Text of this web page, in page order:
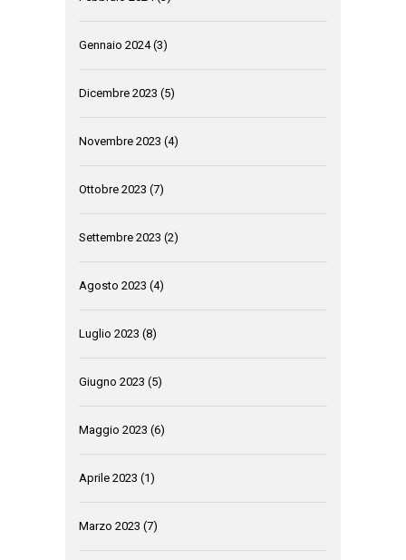
Gennaio 2024(3)
Dicembre 2023 (5)
Novembre 2023 (4)
Ottobre 2023 (7)
Settembre 2023 (2)
Agosto 2023 (4)
Luglio 2023 (8)
Giugno 2023 (5)
Maggio 2023 (6)
Aprile 2023 (1)
Marzo 2023 (7)